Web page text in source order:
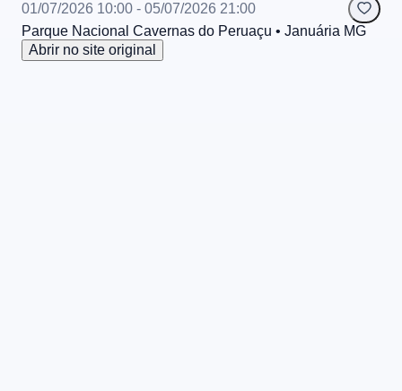
01/07/2026 10:00 - 05/07/2026 21:00
Parque Nacional Cavernas do Peruaçu • Januária MG
Abrir no site original